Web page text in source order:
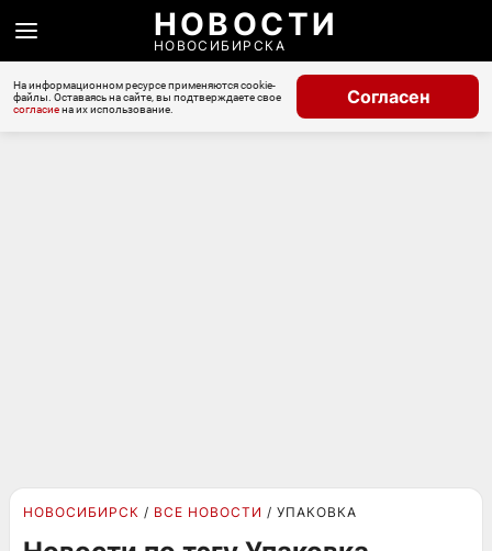
НОВОСТИ
НОВОСИБИРСКА
На информационном ресурсе применяются cookie-
файлы. Оставаясь на сайте, вы подтверждаете свое
согласиена их использование.
Согласен
НОВОСИБИРСК ВСЕ НОВОСТИ УПАКОВКА